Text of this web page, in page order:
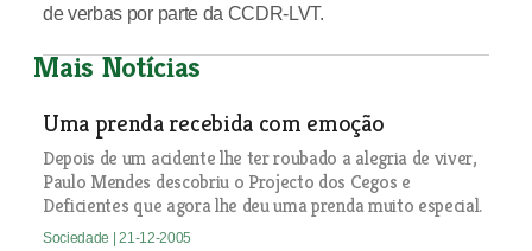
de verbas por parte da CCDR-LVT.
Mais Notícias
Uma prenda recebida com emoção
Depois de um acidente lhe ter roubado a alegria de viver,
Paulo Mendes descobriu o Projecto dos Cegos e
Deficientes que agora lhe deu uma prenda muito especial.
Sociedade | 21-12-2005